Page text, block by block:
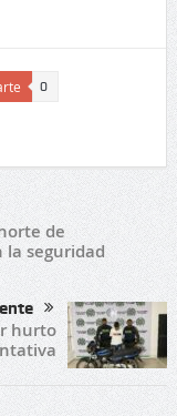
0
de
la seguridad
hurto